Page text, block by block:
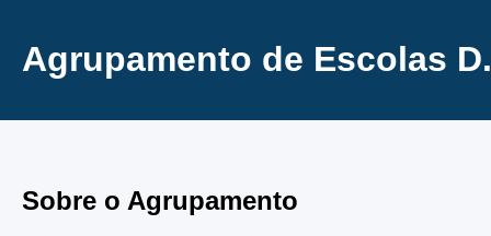
Agrupamento de Escolas
Sobre o Agrupamento